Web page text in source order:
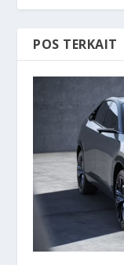
POS TERKAIT